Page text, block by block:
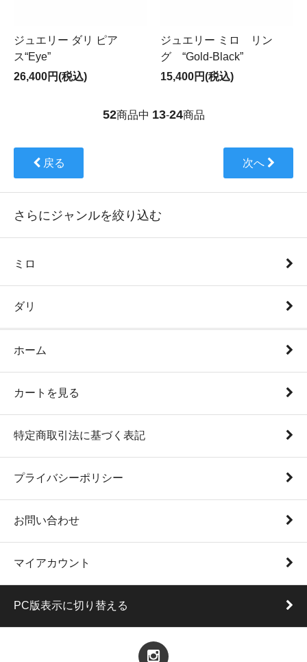
ジュエリー ダリ ピア
ス“Eye”
26,400円(税込)
ジュエリー ミロ リン
グ “Gold-Black”
15,400円(税込)
52商品中 13-24商品
戻る 次へ
さらにジャンルを絞り込む
ミロ
ダリ
ホーム
カートを見る
特定商取引法に基づく表記
プライバシーポリシー
お問い合わせ
マイアカウント
PC版表示に切り替える